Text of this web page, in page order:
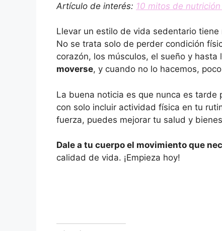
Artículo de interés: 10 mitos de
Llevar un estilo de vida sedentario
No se trata solo de perder condición
corazón, los músculos, el sueño y hasta
moverse, y cuando no lo hacemos,
La buena noticia es que nunca es
con solo incluir actividad física en tu
fuerza, puedes mejorar tu salud y
Dale a tu cuerpo el movimiento que
calidad de vida. ¡Empieza hoy!